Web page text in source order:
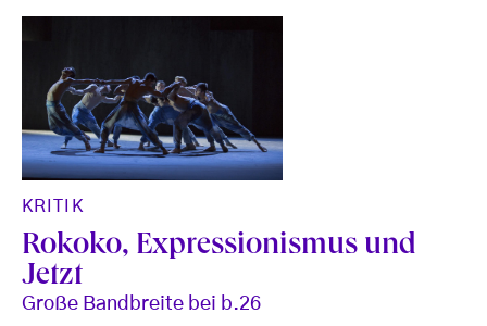
KRITIK
Rokoko, Expressionismus und
Jetzt
Große Bandbreite bei b.26